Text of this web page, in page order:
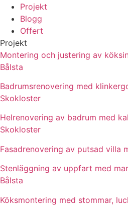
Projekt
Blogg
Offert
Projekt
Montering och justering av
Bålsta
Badrumsrenovering med
Skokloster
Helrenovering av badrum med
Skokloster
Fasadrenovering av putsad villa
Stenläggning av uppfart med
Bålsta
Köksmontering med stommar,